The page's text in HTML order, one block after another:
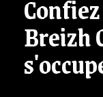
Breizh